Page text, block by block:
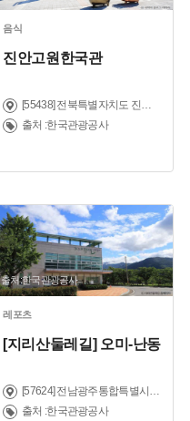
음식
진안고원한국관
[55438] 전북특별자치도 진안군 마이산로 150
출처 :한국관광공사
출처:한국관광공사
레포츠
[지리산둘레길] 오미-난동
[57624] 전남광주통합특별시 구례군 토지면 운조루길 49-1
출처 :한국관광공사